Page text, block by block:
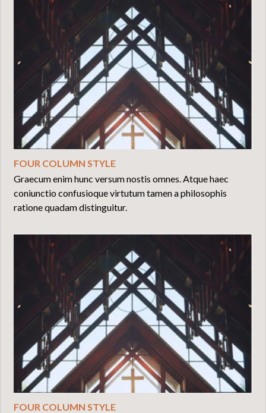
FOUR COLUMN STYLE
Graecum enim hunc versum nostis omnes. Atque haec
coniunctio confusioque virtutum tamen a philosophis
ratione quadam distinguitur.
FOUR COLUMN STYLE